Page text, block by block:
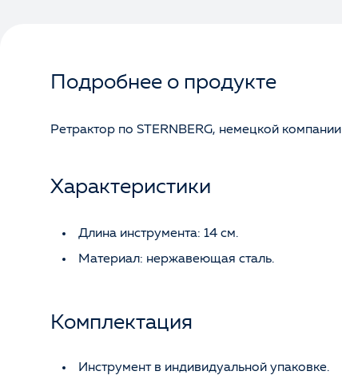
Подробнее о продукте
Ретрактор по STERNBERG, немецкой компании
Характеристики
Длина инструмента: 14 см.
Материал: нержавеющая сталь.
Комплектация
Инструмент в индивидуальной упаковке.